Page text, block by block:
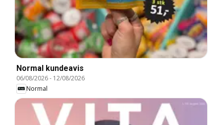
Normal kundeavis
06/08/2026- 12/08/2026
Normal